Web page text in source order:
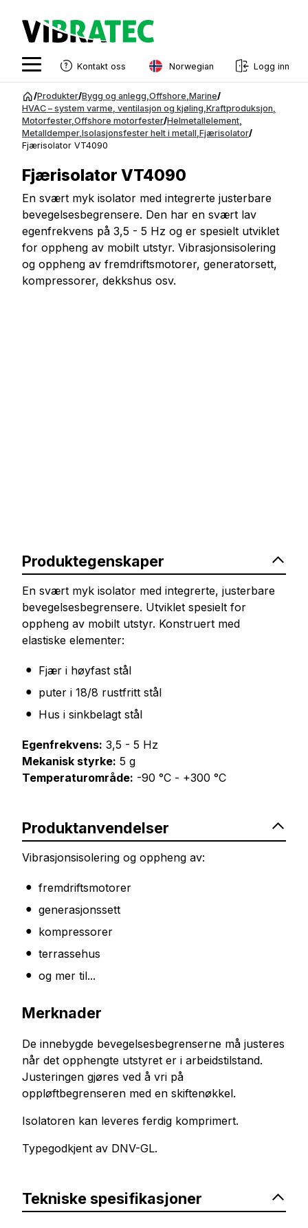
innhold
Kontakt oss Norwegian
English
Swedish
Norwegian
French
Finnish
Danish
Logg inn
/Produkter/Bygg og anlegg Offshore Marine/
HVAC – system varme, ventilasjon og kjøling Kraftproduksjon
Motorfester, Offshore motorfester/Helmetallelement
Metalldemper, Isolasjonsfester helt i metall Fjærisolator/
Fjærisolator VT4090
Fjærisolator VT4090
En svært myk isolator med integrerte justerbare
bevegelsesbegrensere. Den har en svært lav
egenfrekvens på 3,5 - 5 Hz og er spesielt utviklet
for oppheng av mobilt utstyr. Vibrasjonsisolering
og oppheng av fremdriftsmotorer, generatorsett,
kompressorer, dekkshus osv.
Produktegenskaper
En svært myk isolator med integrerte, justerbare
bevegelsesbegrensere. Utviklet spesielt for
oppheng av mobilt utstyr. Konstruert med
elastiske elementer:
Fjær i høyfast stål
puter i 18/8 rustfritt stål
Hus i sinkbelagt stål
Egenfrekvens: 3,5 - 5 Hz
Mekanisk styrke: 5 g
Temperaturområde: -90 °C - +300 °C
Produktanvendelser
Vibrasjonsisolering og oppheng av:
fremdriftsmotorer
generasjonssett
kompressorer
terrassehus
og mer til...
Merknader
De innebygde bevegelsesbegrenserne må justeres
når det opphengte utstyret er i arbeidstilstand.
Justeringen gjøres ved å vri på
oppløftbegrenseren med en skiftenøkkel.
Isolatoren kan leveres ferdig komprimert.
Typegodkjent av DNV-GL.
Tekniske spesifikasjoner